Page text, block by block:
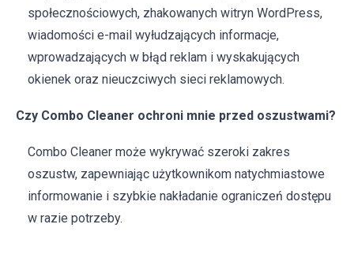
społecznościowych, zhakowanych witryn WordPress,
wiadomości e-mail wyłudzających informacje,
wprowadzających w błąd reklam i wyskakujących
okienek oraz nieuczciwych sieci reklamowych.
Czy Combo Cleaner ochroni mnie przed oszustwami?
Combo Cleaner może wykrywać szeroki zakres
oszustw, zapewniając użytkownikom natychmiastowe
informowanie i szybkie nakładanie ograniczeń dostępu
w razie potrzeby.